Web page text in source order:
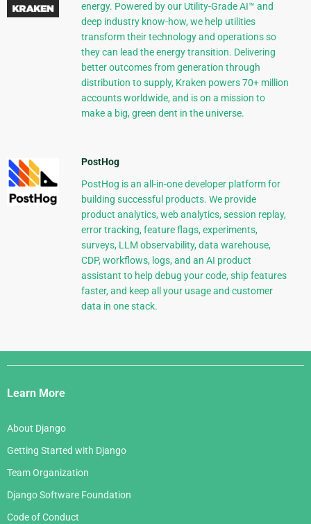
energy. Powered by our Utility-Grade AI™ and
deep industry know-how, we help utilities
transform their technology and operations so
they can lead the energy transition. Delivering
better outcomes from generation through
distribution to supply, Kraken powers 70+ million
accounts worldwide, and is on a mission to
make a big, green dent in the universe.
PostHog
PostHog is an all-in-one developer platform for
building successful products. We provide
product analytics, web analytics, session replay,
error tracking, feature flags, experiments,
surveys, LLM observability, data warehouse,
CDP, workflows, logs, and an AI product
assistant to help debug your code, ship features
faster, and keep all your usage and customer
data in one stack.
Django
Links
Learn More
About Django
Getting Started with Django
Team Organization
Django Software Foundation
Code of Conduct